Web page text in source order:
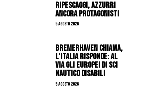
ripescaggi, azzurri
ancora protagonisti
5 Agosto 2026
Bremerhaven chiama,
l’Italia risponde: al
via gli Europei di Sci
Nautico Disabili
5 Agosto 2026